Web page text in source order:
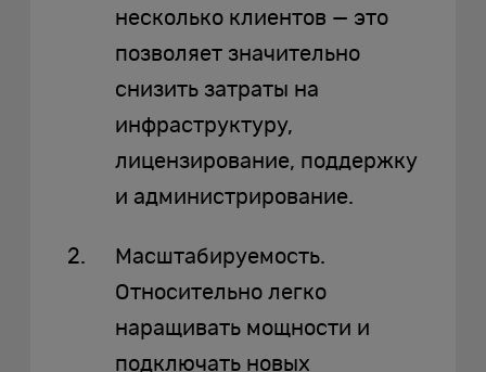
несколько клиентов — это
позволяет значительно
снизить затраты на
инфраструктуру,
лицензирование, поддержку
и администрирование.
Масштабируемость.
Относительно легко
наращивать мощности и
подключать новых